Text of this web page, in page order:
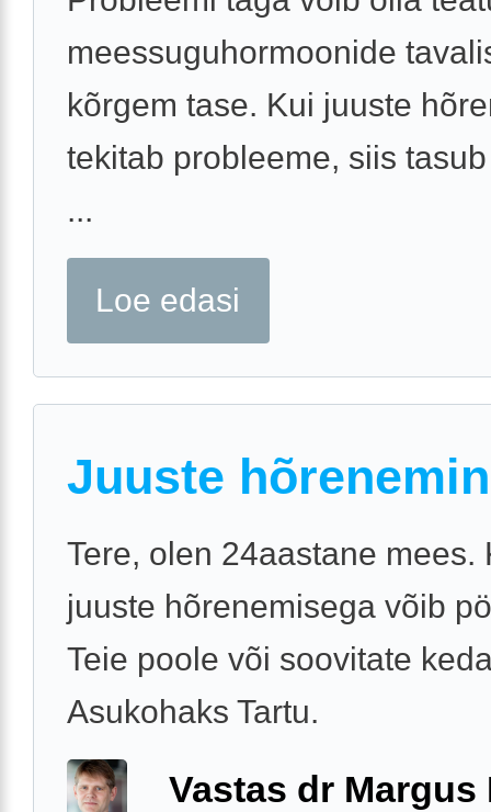
meessuguhormoonide
kõrgem tase. Kui juuste
tekitab probleeme, siis
...
Loe edasi
Juuste
Tere, olen 24aastane mees.
juuste hõrenemisega võib
Teie poole või soovitate
Asukohaks Tartu.
Vastas dr Margus